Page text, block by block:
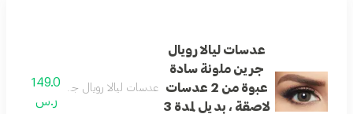
عدسات ليالا رويال
جرين ملونة سادة
عبوة من 2 عدسات
لاصقة ، بديل لمدة 3
عدسات ليالا رويال جرين ملونة سادة عبوة من 2 عدسات لاصقة ،
149.0
ر.س